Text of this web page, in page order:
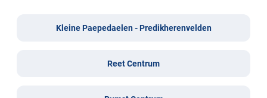
Kleine Paepedaelen - Predikherenvelden
Reet Centrum